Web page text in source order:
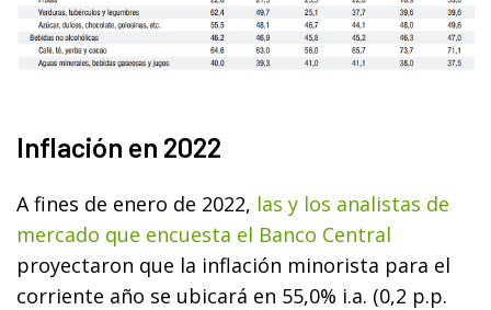
Inflación en 2022
A fines de enero de 2022, las y los analistas de
mercado que encuesta el Banco Central
proyectaron que la inflación minorista para el
corriente año se ubicará en 55,0% i.a. (0,2 p.p.